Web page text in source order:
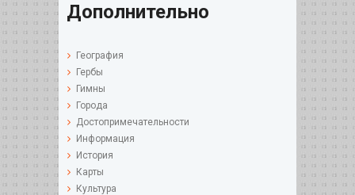
Дополнительно
География
Гербы
Гимны
Города
Достопримечательности
Информация
История
Карты
Культура